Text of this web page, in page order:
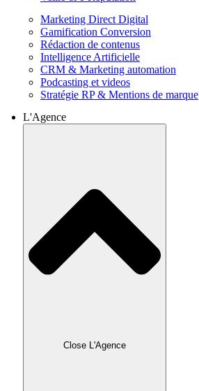
Marketing Direct Digital
Gamification Conversion
Rédaction de contenus
Intelligence Artificielle
CRM & Marketing automation
Podcasting et videos
Stratégie RP & Mentions de marque
L'Agence
Close L'Agence